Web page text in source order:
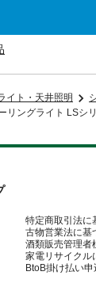
イト・天井照明
リングライト LSシ
特定商取引法に
古物営業法に基
酒類販売管理者
家電リサイクル
BtoB掛け払い申